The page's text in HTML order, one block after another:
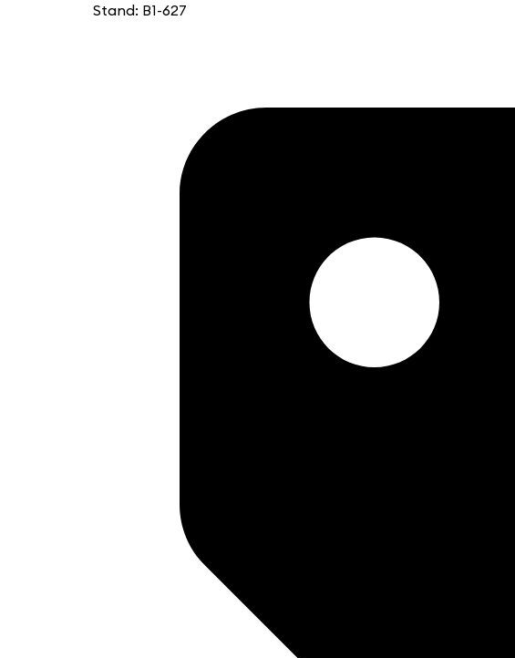
Stand: B1-627